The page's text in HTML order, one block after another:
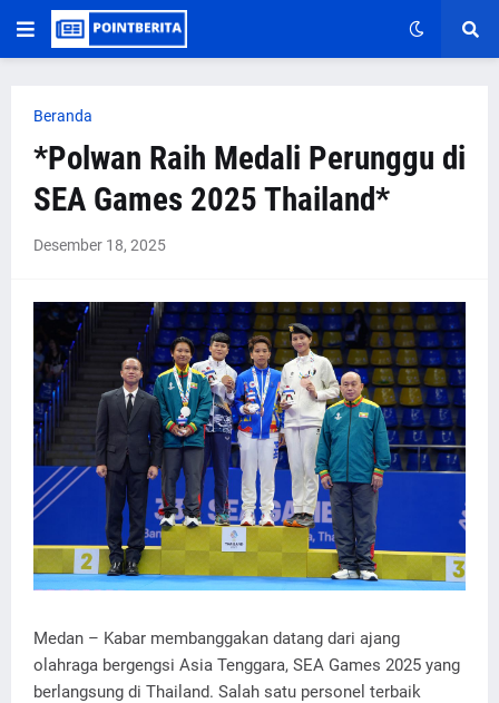
Beranda
*Polwan Raih Medali Perunggu di
SEA Games 2025 Thailand*
Desember 18, 2025
Medan – Kabar membanggakan datang dari ajang
olahraga bergengsi Asia Tenggara, SEA Games 2025 yang
berlangsung di Thailand. Salah satu personel terbaik